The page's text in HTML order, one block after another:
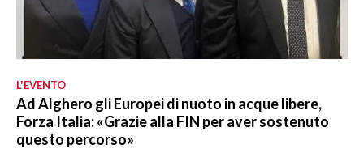
L'EVENTO
Ad Alghero gli Europei di nuoto in acque libere,
Forza Italia: «Grazie alla FIN per aver sostenuto
questo percorso»